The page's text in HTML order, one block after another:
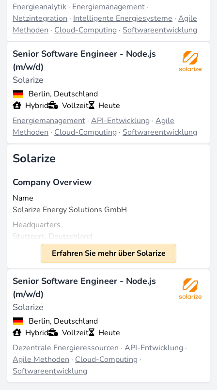
Energieanalytik · Energiemanagement ·
Netzintegration · Intelligente Energiesysteme ·Agile
Methoden · Cloud-Computing · Softwareentwicklung
Senior Software Engineer - Node.js
(m/w/d)
Solarize
Berlin, Deutschland
Hybrid
Vollzeit
Heute
Energiemanagement ·API-Entwicklung ·Agile
Methoden · Cloud-Computing · Softwareentwicklung
Solarize
Company Overview
Name
Solarize Energy Solutions GmbH
Headquarters
Stuttgart, Deutschland
Size
Ungefähr 50 Mitarbeiter mit Fokus auf
Softwareentwicklung und Energiehandel (source:
solarize.de
What They Do
Solarize Energy Solutions GmbH entwickelt
spezialisierte Softwarelösungen und Software-as-a-
Service (SaaS) Produkte für die Energiebranche mit
Erfahren Sie mehr über Solarize
Senior Software Engineer - Node.js
(m/w/d)
Solarize
Berlin, Deutschland
Hybrid
Vollzeit
Heute
Dezentrale Energieressourcen ·API-Entwicklung ·
Agile Methoden · Cloud-Computing ·
Softwareentwicklung